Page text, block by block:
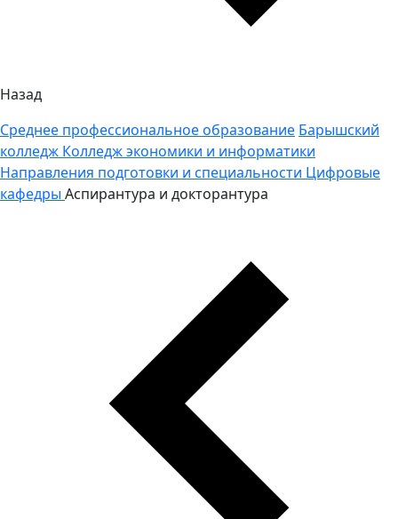
Назад
Среднее профессиональное образование Барышский
колледж Колледж экономики и информатики
Направления подготовки и специальности Цифровые
кафедры Аспирантура и докторантура